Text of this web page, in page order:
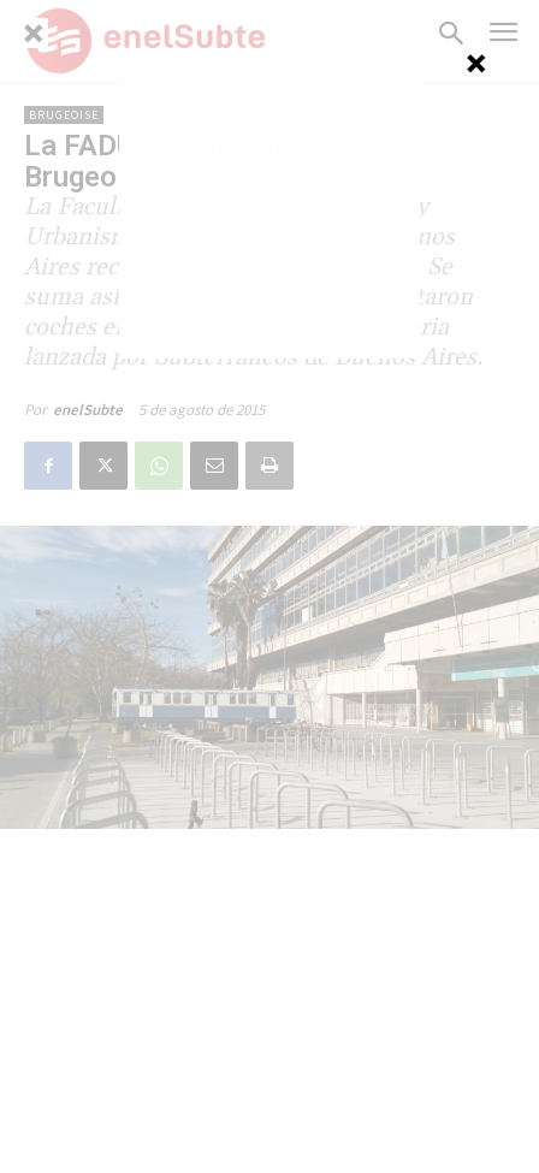
BRUGEOISE
La FADU recibirá un coche La
Brugeoise
La Facultad de Arquitectura, Diseño y
Urbanismo de la Universidad de Buenos
Aires recibirá un coche La Brugeoise. Se
suma así a otras entidades que solicitaron
coches en el marco de una convocatoria
lanzada por Subterráneos de Buenos Aires.
Por enelSubte 5 de agosto de 2015